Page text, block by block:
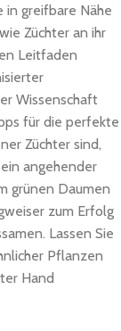
in greifbare Nähe
Züchter an ihr
Leitfaden
Wissenschaft
für die perfekte
Züchter sind,
angehender
grünen Daumen
zum Erfolg
Lassen Sie
Pflanzen
Hand